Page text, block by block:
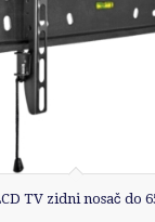
TV zidni nosač do